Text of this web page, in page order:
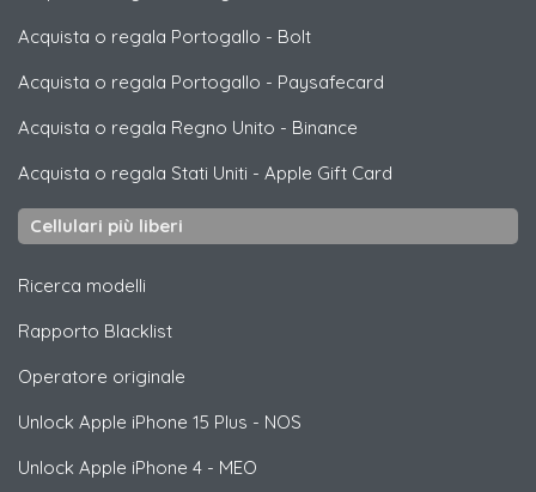
Acquista o regala Portogallo - Bolt
Acquista o regala Portogallo - Paysafecard
Acquista o regala Regno Unito - Binance
Acquista o regala Stati Uniti - Apple Gift Card
Cellulari più liberi
Ricerca modelli
Rapporto Blacklist
Operatore originale
Unlock Apple iPhone 15 Plus - NOS
Unlock Apple iPhone 4 - MEO